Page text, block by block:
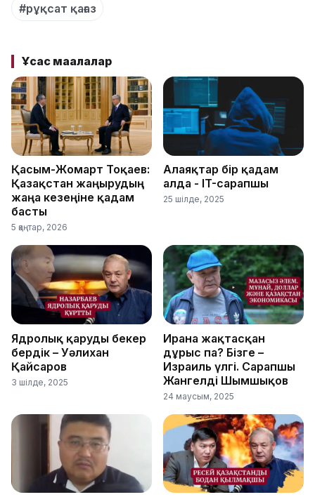
#рұқсат қағаз
Ұқсас мақалалар
Қасым-Жомарт Тоқаев:
Қазақстан жаңғырудың
жаңа кезеңіне қадам
басты
5 қаңтар, 2026
Алаяқтар бір қадам
алда - IT-сарапшы
25 шілде, 2025
Ядролық қаруды бекер
бердік – Уәлихан
Қайсаров
3 шілде, 2025
Иранға жақтасқан
дұрыс па? Бізге –
Израиль үлгі. Сарапшы
Жангелді Шымшықов
24 маусым, 2025